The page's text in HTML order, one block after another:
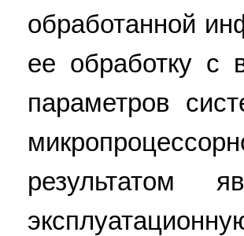
обработанной
ее обработку с
параметров
результатом